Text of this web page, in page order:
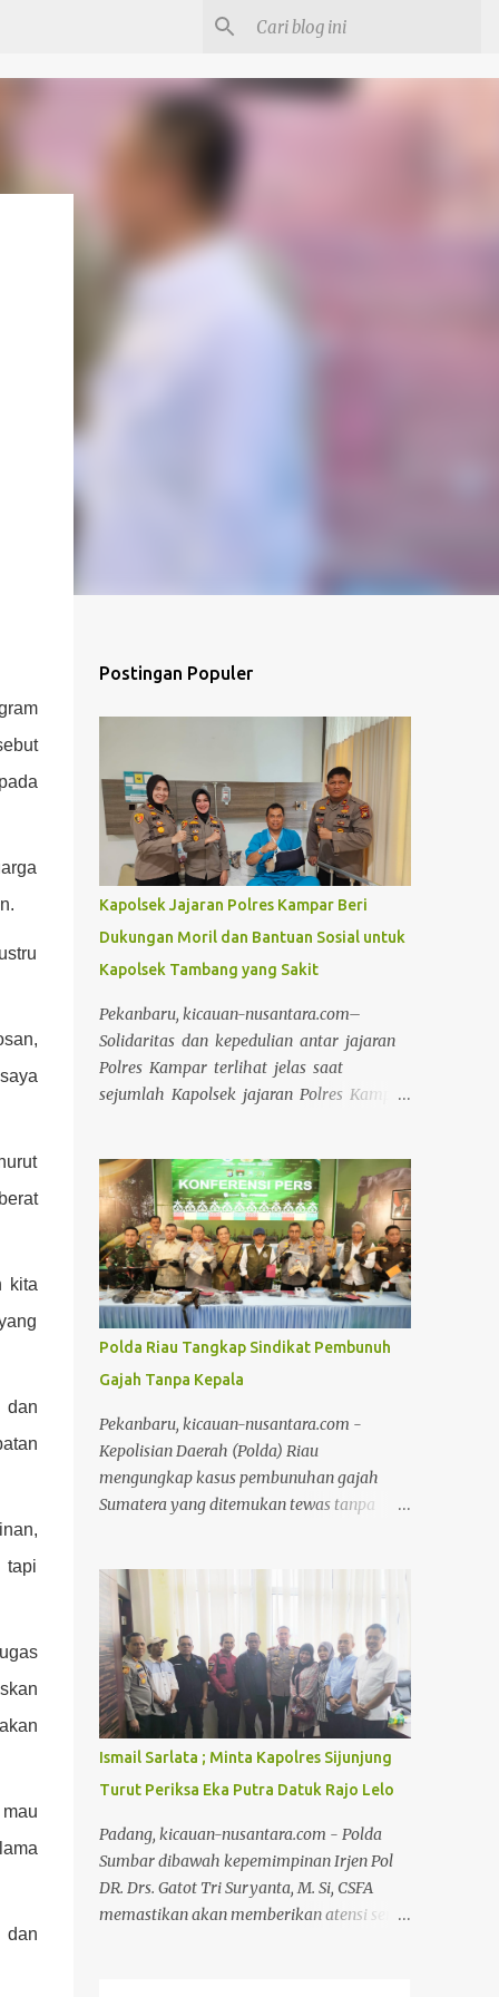
kita
dan
tapi
Postingan Populer
Kapolsek Jajaran Polres Kampar Beri
Dukungan Moril dan Bantuan Sosial untuk
Kapolsek Tambang yang Sakit
Pekanbaru, kicauan-nusantara.com–
Solidaritas dan kepedulian antar jajaran
Polres Kampar terlihat jelas saat
sejumlah Kapolsek jajaran Polres Kampar
Asril Syaputra, S.H, yang sedang sakit di
Rumah Sakit Awal Bros Pekanbaru Pada
Selasa (15/04/2025). Kapolres Kampar
AKBP Mihardi menyampaikan bahwa
Perwakilan Kapolsek Jajaran Polres
Kampar yang terdiri dari Iptu Irwan
Fikri (Kapolsek Kampar Kiri Hilir), Iptu
Rekmusnita, S.H M.H (Kapolsek Kampar),
Iptu Rian Onel S.H M.H (Kapolsek
Bangkinang Barat), dan Iptu Fitri Yenni.
S.Psi (Kapolsek Bangkinang Kota),
mengunjungi AKP Asril Syaputra di rumah
sakit. Kedatangan rombongan Kapolsek
kesempatan tersebut, Kapolsek Jajaran
Polres Kampar memberikan motivasi
kepada AKP Asril Syaputra agar tetap s...
Polda Riau Tangkap Sindikat Pembunuh
Gajah Tanpa Kepala
Pekanbaru, kicauan-nusantara.com -
Kepolisian Daerah (Polda) Riau
mengungkap kasus pembunuhan gajah
Sumatera yang ditemukan tewas tanpa
Kecamatan Ukui, Kabupaten Pelalawan.
Sebanyak 15 orang tersangka ditangkap
dalam perkara ini. Kadiv Humas Polri Irjen
Johnny Eddizon Isir mengatakan Kapolri
Jenderal Listyo Sigit Prabowo berkomitmen
penuh memberikan perlindungan terhadap
lingkungan dan ekosistem di dalamnya,
termasuk satwa liar. "Perkara yang sedang
ditangani oleh Polda Riau adalah salah satu
wujud dan bukti konkret komitmen
tersebut.," ujar Kadiv Humas Polri Irjen
Johnny Edizon Isir dalam konferensi pers di
Mapolda Riau, Pekanbaru, Selasa
Ismail Sarlata ; Minta Kapolres Sijunjung
Turut Periksa Eka Putra Datuk Rajo Lelo
Padang, kicauan-nusantara.com - Polda
Sumbar dibawah kepemimpinan Irjen Pol
DR. Drs. Gatot Tri Suryanta, M. Si, CSFA
memastikan akan memberikan atensi serta